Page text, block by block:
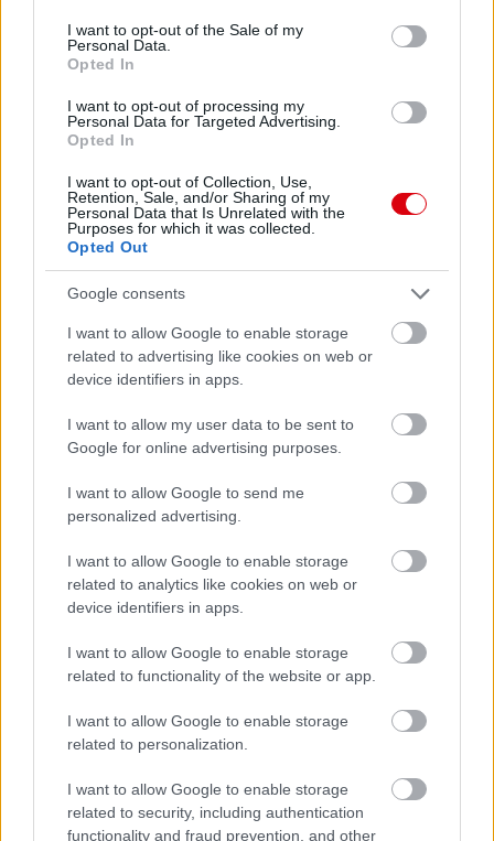
consent section.
I want to opt-out of the Sale of my
Personal Data.
Opted In
I want to opt-out of processing my
Personal Data for Targeted Advertising.
Opted In
I want to opt-out of Collection, Use,
Retention, Sale, and/or Sharing of my
Personal Data that Is Unrelated with the
Purposes for which it was collected.
Opted Out
Google consents
I want to allow Google to enable storage
related to advertising like cookies on web or
device identifiers in apps.
I want to allow my user data to be sent to
Google for online advertising purposes.
I want to allow Google to send me
personalized advertising.
I want to allow Google to enable storage
related to analytics like cookies on web or
device identifiers in apps.
I want to allow Google to enable storage
related to functionality of the website or app.
I want to allow Google to enable storage
related to personalization.
I want to allow Google to enable storage
related to security, including authentication
functionality and fraud prevention, and other
Meccs Center
Paris Saint-Germainvs
Manchester United
Nya Ullevi, Göteborg
2026-08-08 17:00
AC Milan vsManchester United2026-08-15 18:00
ELŐZŐ MÉRKŐZÉSEK